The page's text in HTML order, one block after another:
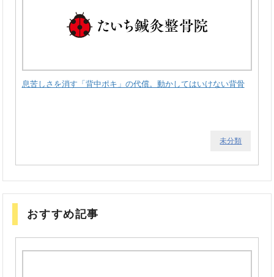
息苦しさを消す「背中ポキ」の代償。動かしてはいけない背骨
未分類
おすすめ記事